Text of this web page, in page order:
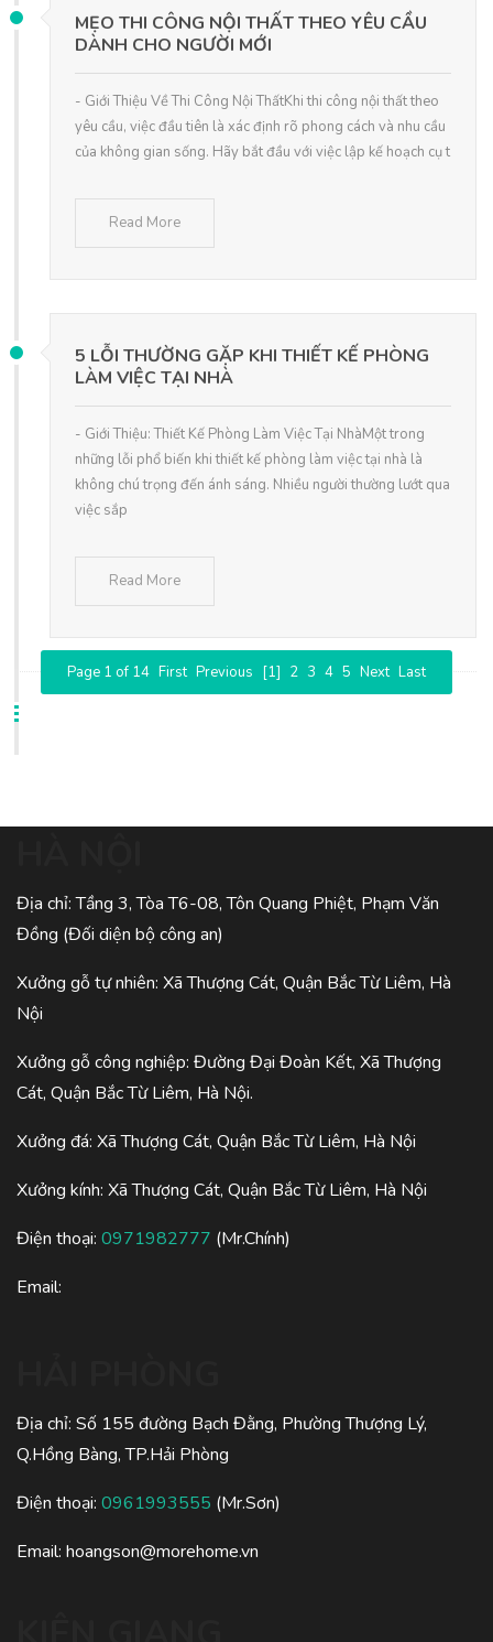
MẸO THI CÔNG NỘI THẤT THEO YÊU CẦU
DÀNH CHO NGƯỜI MỚI
- Giới Thiệu Về Thi Công Nội ThấtKhi thi công nội thất theo
yêu cầu, việc đầu tiên là xác định rõ phong cách và nhu cầu
của không gian sống. Hãy bắt đầu với việc lập kế hoạch cụ t
Read More
5 LỖI THƯỜNG GẶP KHI THIẾT KẾ PHÒNG
LÀM VIỆC TẠI NHÀ
- Giới Thiệu: Thiết Kế Phòng Làm Việc Tại NhàMột trong
những lỗi phổ biến khi thiết kế phòng làm việc tại nhà là
không chú trọng đến ánh sáng. Nhiều người thường lướt qua
việc sắp
Read More
Page 1 of 14 First Previous [1] 2 3 4 5 Next Last
Địa chỉ: Tầng 3, Tòa T6-08, Tôn Quang Phiệt, Phạm Văn
Đồng (Đối diện bộ công an)
Xưởng gỗ tự nhiên: Xã Thượng Cát, Quận Bắc Từ Liêm, Hà
Nội
Xưởng gỗ công nghiệp: Đường Đại Đoàn Kết, Xã Thượng
Cát, Quận Bắc Từ Liêm, Hà Nội.
Xưởng đá: Xã Thượng Cát, Quận Bắc Từ Liêm, Hà Nội
Xưởng kính: Xã Thượng Cát, Quận Bắc Từ Liêm, Hà Nội
Điện thoại: 0971982777 (Mr.Chính)
Email:
Địa chỉ: Số 155 đường Bạch Đằng, Phường Thượng Lý,
Q.Hồng Bàng, TP.Hải Phòng
Điện thoại: 0961993555 (Mr.Sơn)
Email: hoangson@morehome.vn